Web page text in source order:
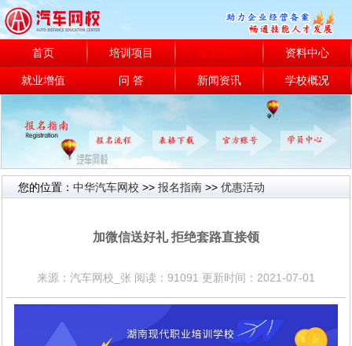
首页 培训项目 报名指南 资料中心
就业增值 问 答 新闻资讯 学校概况
您的位置：中华汽车网校 >>报名指南 >>优惠活动
加微信送好礼 拒绝套路直接领
来源：汽车网校_张 阅读：91091 更新时间：2021-07-01